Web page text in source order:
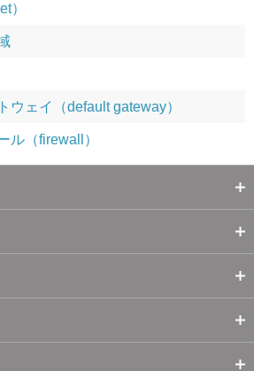
）
ウェイ（default gateway）
ル（firewall）